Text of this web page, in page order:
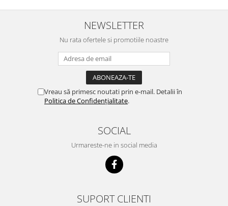
NEWSLETTER
Nu rata ofertele si promotiile noastre
Vreau să primesc noutati prin e-mail. Detalii în
Politica de Confidențialitate.
SOCIAL
Urmareste-ne in social media
SUPORT CLIENTI